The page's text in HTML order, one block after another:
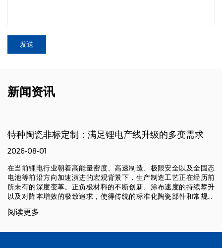
新闻资讯
特种陶瓷非标定制：满足锂电产线升级的多变需求
2026-08-01
在当前锂电行业朝着高能量密度、高速制造、极限安全以及全固态
电池等前沿方向加速演进的宏观背景下，生产制造工艺正在经历前
所未有的深度变革。正负极材料的不断创新、涂布速度的持续攀升
以及对降本增效的极致追求，使得传统的标准化陶瓷部件和常规材
质已经很难完全契合各家电池厂与设备商个性化、复杂化的工艺需
求。特种陶瓷非标定制正从幕后走向台前，成为锂电产线升级、突
标”需求 随着电池材料体系（如超高镍、硅碳负极、新型固态电解质
阅读更多